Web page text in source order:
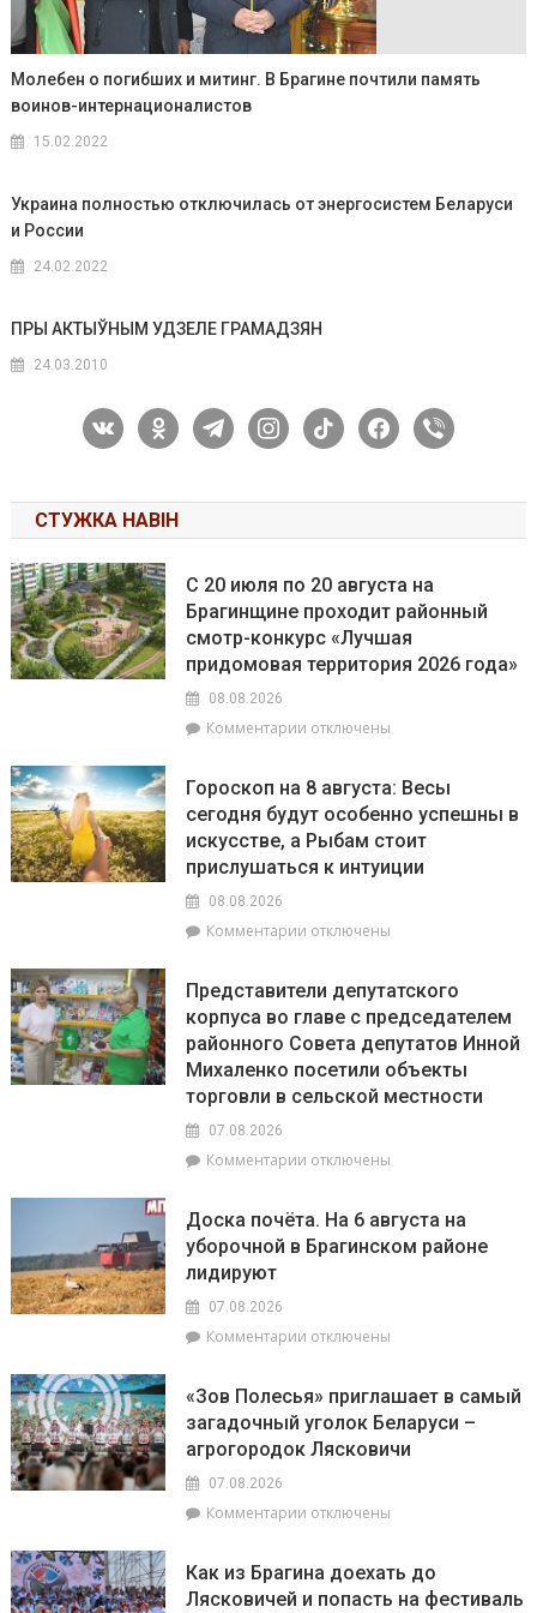
Молебен о погибших и митинг. В Брагине почтили память
воинов-интернационалистов
15.02.2022
Украина полностью отключилась от энергосистем Беларуси
и России
24.02.2022
ПРЫ АКТЫЎНЫМ УДЗЕЛЕ ГРАМАДЗЯН
24.03.2010
vkontakteodnoklassniki
telegraminstagram
tiktok facebook
viber
СТУЖКА НАВІН
С 20 июля по 20 августа на
Брагинщине проходит районный
смотр-конкурс «Лучшая
придомовая территория 2026 года»
08.08.2026
Комментарии к
20
июля
по
20
Брагинщине
смотр-
конкурс
«Лучшая
придомовая
территория
отключены
Гороскоп на 8 августа: Весы
сегодня будут особенно успешны в
искусстве, а Рыбам стоит
прислушаться к интуиции
08.08.2026
Комментарии к
на
8
августа:
Весы
сегодня
успешны
а
Рыбам
интуиции
отключены
Представители депутатского
корпуса во главе с председателем
районного Совета депутатов Инной
Михаленко посетили объекты
торговли в сельской местности
07.08.2026
Комментарии к
депутатского
корпуса
председателем
депутатов
Инной
Михаленко
торговли
сельской
местности
отключены
Доска почёта. На 6 августа на
уборочной в Брагинском районе
лидируют
07.08.2026
Комментарии к
почёта.
На
6
уборочной
районе
лидируют
отключены
«Зов Полесья» приглашает в самый
загадочный уголок Беларуси –
агрогородок Лясковичи
07.08.2026
Комментарии к
Полесья»
приглашает
отключены
Как из Брагина доехать до
Лясковичей и попасть на фестиваль